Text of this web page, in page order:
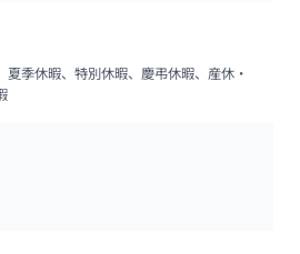
季休暇、特別休暇、慶弔休暇、産休・